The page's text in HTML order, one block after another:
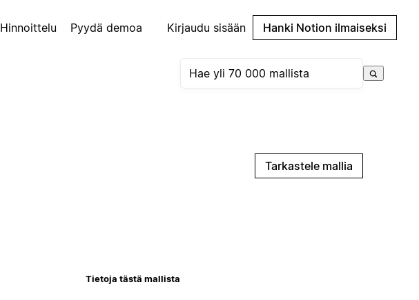
Hinnoittelu Pyydä demoa Kirjaudu sisään Hanki Notion ilmaiseksi
Tarkastele mallia
Tietoja tästä mallista